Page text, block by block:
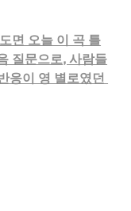
면 오늘 이 곡 틀
질문으로, 사람들
응이 영 별로였던